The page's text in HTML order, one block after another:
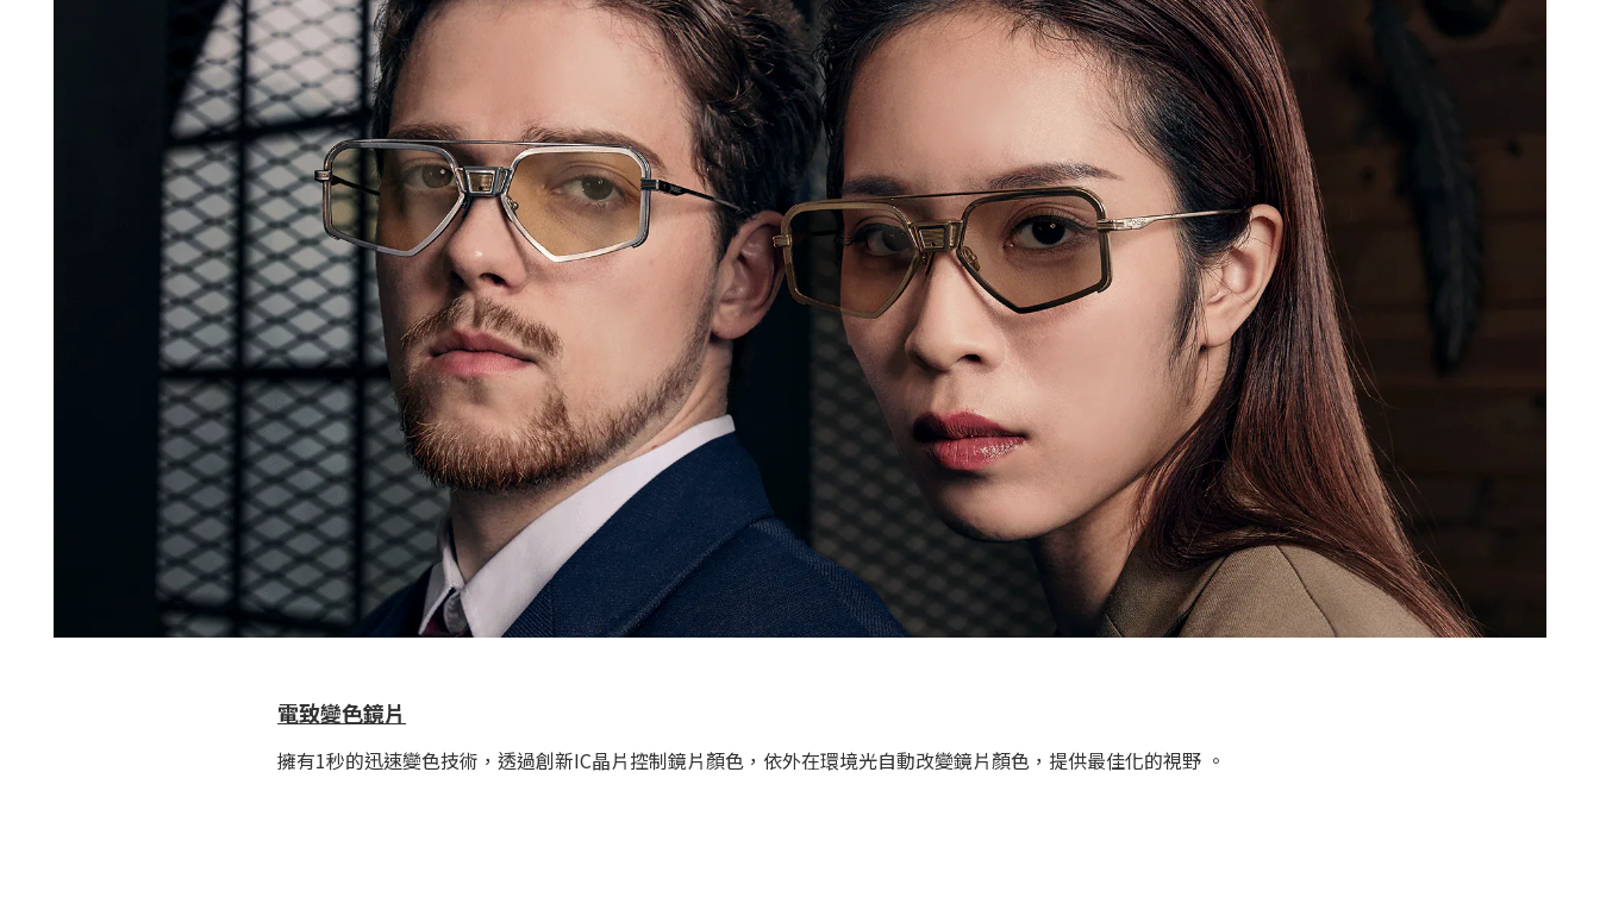
電致變色鏡片
擁有1秒的迅速變色技術，透過創新IC晶片控制鏡片顏色，依外在環境光自動改變鏡片顏色，提供最佳化的視野 。